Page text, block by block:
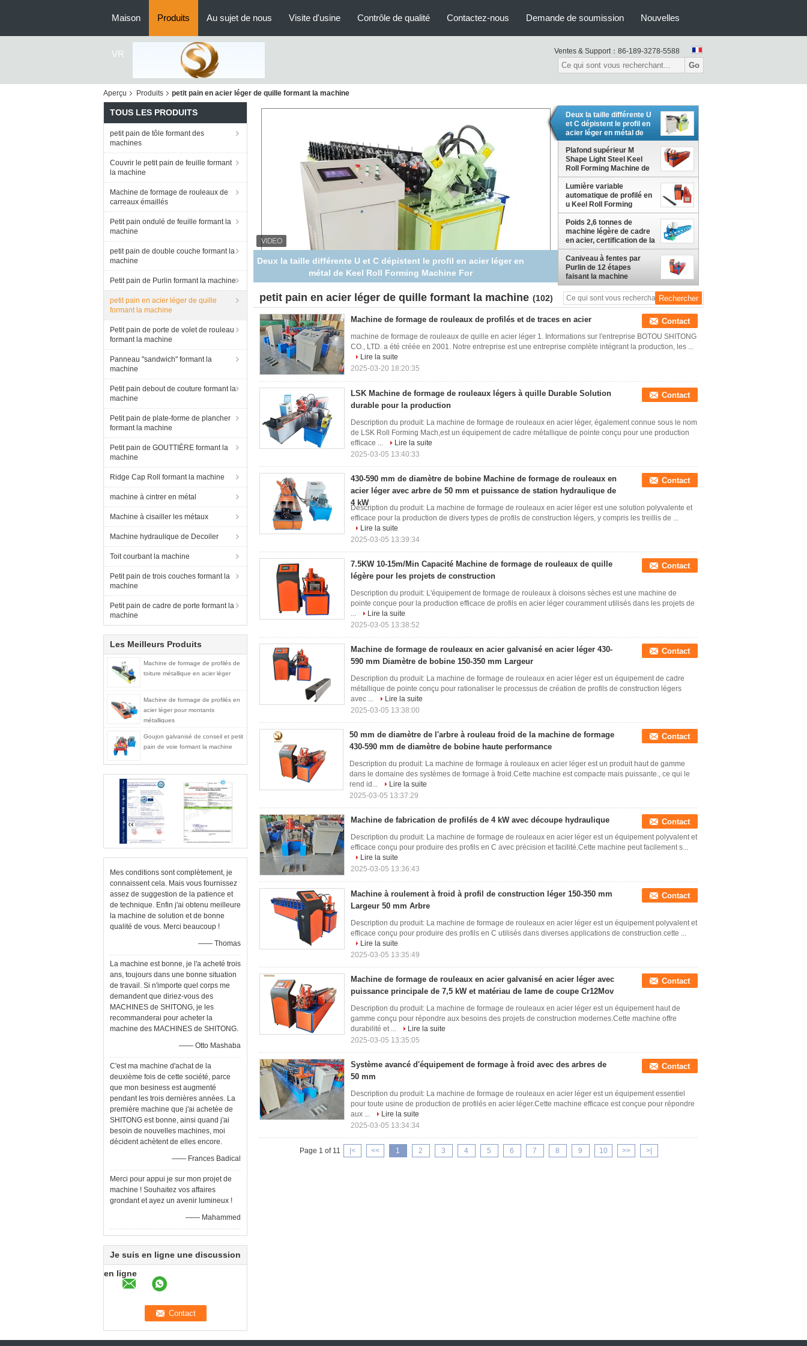
Maison Produits Au sujet de nous Visite d'usine Contrôle de qualité Contactez-nous Demande de soumission Nouvelles
VR Ventes & Support： 86-189-3278-5588
Go
Aperçu Produits petit pain en acier léger de quille formant la machine
TOUS LES PRODUITS
petit pain de tôle formant des
machines
Couvrir le petit pain de feuille formant
la machine
Machine de formage de rouleaux de
carreaux émaillés
Petit pain ondulé de feuille formant la
machine
petit pain de double couche formant la
machine
Petit pain de Purlin formant la machine
petit pain en acier léger de quille
formant la machine
Petit pain de porte de volet de rouleau
formant la machine
Panneau "sandwich" formant la
machine
Petit pain debout de couture formant la
machine
Petit pain de plate-forme de plancher
formant la machine
Petit pain de GOUTTIÈRE formant la
machine
Ridge Cap Roll formant la machine
machine à cintrer en métal
Machine à cisailler les métaux
Machine hydraulique de Decoiler
Toit courbant la machine
Petit pain de trois couches formant la
machine
Petit pain de cadre de porte formant la
machine
Les Meilleurs Produits
Machine de formage de profilés de
toiture métallique en acier léger
Machine de formage de profilés en
acier léger pour montants
métalliques
Goujon galvanisé de conseil et petit
pain de voie formant la machine
Mes conditions sont complètement, je
connaissent cela. Mais vous fournissez
assez de suggestion de la patience et
de technique. Enfin j'ai obtenu meilleure
la machine de solution et de bonne
qualité de vous. Merci beaucoup !
—— Thomas
La machine est bonne, je l'a acheté trois
ans, toujours dans une bonne situation
de travail. Si n'importe quel corps me
demandent que diriez-vous des
MACHINES de SHITONG, je les
recommanderai pour acheter la
machine des MACHINES de SHITONG.
—— Otto Mashaba
C'est ma machine d'achat de la
deuxième fois de cette société, parce
que mon besiness est augmenté
pendant les trois dernières années. La
première machine que j'ai achetée de
SHITONG est bonne, ainsi quand j'ai
besoin de nouvelles machines, moi
décident achètent de elles encore.
—— Frances Badical
Merci pour appui je sur mon projet de
machine ! Souhaitez vos affaires
grondant et ayez un avenir lumineux !
—— Mahammed
Je suis en ligne une discussion
en ligne
Plafond supérieur M Shape Light Steel Keel Roll Forming Machine
de la Manche de Furring en métal de vente
Deux la taille différente U
et C dépistent le profil en
acier léger en métal de
Keel Roll Forming
Machine For
Plafond supérieur M
Shape Light Steel Keel
Roll Forming Machine de
la Manche de Furring en
métal de vente
Lumière variable
automatique de profilé en
u Keel Roll Forming
Machine en acier avec
des tailles multiples
Poids 2,6 tonnes de
machine légère de cadre
en acier, certification de la
CE de Keel Roll Forming
Machine
Caniveau à fentes par
Purlin de 12 étapes
faisant la machine
petit pain en acier léger de quille formant la machine (102)
Machine de formage de rouleaux de profilés et de traces en acier Contact
machine de formage de rouleaux de quille en acier léger 1. Informations sur l'entreprise BOTOU SHITONG
CO., LTD. a été créée en 2001. Notre entreprise est une entreprise complète intégrant la production, les ...
Lire la suite
2025-03-20 18:20:35
LSK Machine de formage de rouleaux légers à quille Durable Solution
durable pour la production
Contact
Description du produit: La machine de formage de rouleaux en acier léger, également connue sous le nom
de LSK Roll Forming Mach,est un équipement de cadre métallique de pointe conçu pour une production
efficace ...
Lire la suite
2025-03-05 13:40:33
430-590 mm de diamètre de bobine Machine de formage de rouleaux en
acier léger avec arbre de 50 mm et puissance de station hydraulique de
4 kW
Contact
Description du produit: La machine de formage de rouleaux en acier léger est une solution polyvalente et
efficace pour la production de divers types de profils de construction légers, y compris les treillis de ...
Lire la suite
2025-03-05 13:39:34
7.5KW 10-15m/Min Capacité Machine de formage de rouleaux de quille
légère pour les projets de construction
Contact
Description du produit: L'équipement de formage de rouleaux à cloisons sèches est une machine de
pointe conçue pour la production efficace de profils en acier léger couramment utilisés dans les projets de
...
Lire la suite
2025-03-05 13:38:52
Machine de formage de rouleaux en acier galvanisé en acier léger 430-
590 mm Diamètre de bobine 150-350 mm Largeur
Contact
Description du produit: La machine de formage de rouleaux en acier léger est un équipement de cadre
métallique de pointe conçu pour rationaliser le processus de création de profils de construction légers
avec ...
Lire la suite
2025-03-05 13:38:00
50 mm de diamètre de l'arbre à rouleau froid de la machine de formage
430-590 mm de diamètre de bobine haute performance
Contact
Description du produit: La machine de formage à rouleaux en acier léger est un produit haut de gamme
dans le domaine des systèmes de formage à froid.Cette machine est compacte mais puissante., ce qui le
rend id...
Lire la suite
2025-03-05 13:37:29
Machine de fabrication de profilés de 4 kW avec découpe hydraulique Contact
Description du produit: La machine de formage de rouleaux en acier léger est un équipement polyvalent et
efficace conçu pour produire des profils en C avec précision et facilité.Cette machine peut facilement s...
Lire la suite
2025-03-05 13:36:43
Machine à roulement à froid à profil de construction léger 150-350 mm
Largeur 50 mm Arbre
Contact
Description du produit: La machine de formage de rouleaux en acier léger est un équipement polyvalent et
efficace conçu pour produire des profils en C utilisés dans diverses applications de construction.cette ...
Lire la suite
2025-03-05 13:35:49
Machine de formage de rouleaux en acier galvanisé en acier léger avec
puissance principale de 7,5 kW et matériau de lame de coupe Cr12Mov
Contact
Description du produit: La machine de formage de rouleaux en acier léger est un équipement haut de
gamme conçu pour répondre aux besoins des projets de construction modernes.Cette machine offre
durabilité et ...
Lire la suite
2025-03-05 13:35:05
Système avancé d'équipement de formage à froid avec des arbres de
50 mm
Contact
Description du produit: La machine de formage de rouleaux en acier léger est un équipement essentiel
pour toute usine de production de profilés en acier léger.Cette machine efficace est conçue pour répondre
aux ...
Lire la suite
2025-03-05 13:34:34
Page 1 of 11 |< << 1 2 3 4 5 6 7 8 9 10 >> >|